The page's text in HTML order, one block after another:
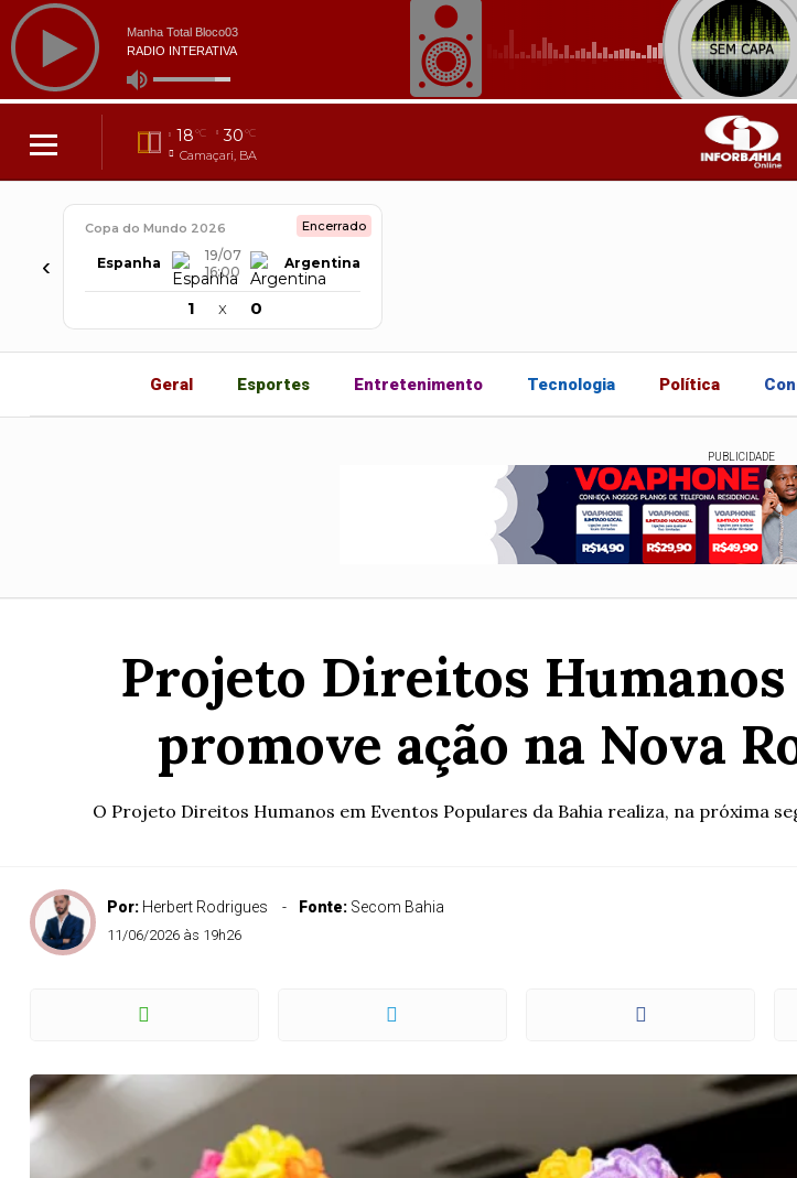
18°C 30°C
Camaçari, BA
‹
Copa do Mundo 2026 Encerrado
Espanha
19/07
16:00
Argentina
1 x 0
Geral Esportes Entretenimento Tecnologia Política
PUBLICIDADE
Projeto Direitos
promove ação na Nova
O Projeto Direitos Humanos em Eventos Populares da Bahia realiza, na próxima
Por: Herbert Rodrigues Fonte: Secom Bahia
11/06/2026 às 19h26